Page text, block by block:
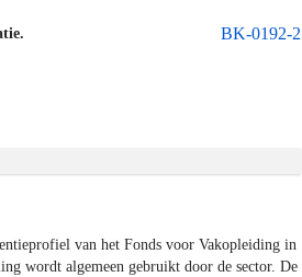
BK-0192-2
van het Fonds voor Vakopleiding in
wordt algemeen gebruikt door de sector. De